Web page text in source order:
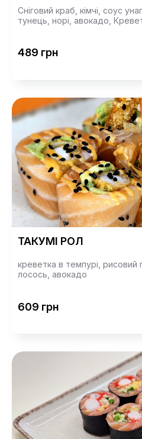
Сніговий краб, кімчі, соус
тунець, норі, авокадо,
489 грн
ТАКУМІ РОЛ
креветка в темпурі, рисовий
лосось, авокадо
609 грн